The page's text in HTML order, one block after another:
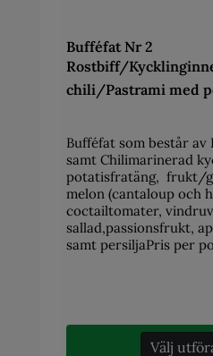
Bufféfat Nr 2
Rostbiff/
chili/Pastrami med
Bufféfat som består av
samt Chilimarinerad
potatisfratäng, frukt/
melon (cantaloup och
coctailtomater,
sallad,passionsfrukt,
samt persiljaPris per
Välj